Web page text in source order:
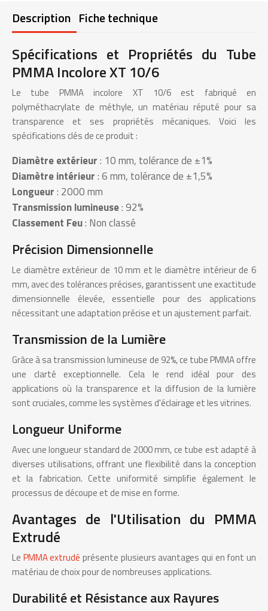
Description Fiche technique
Spécifications et Propriétés du Tube
PMMA Incolore XT 10/6
Le tube PMMA incolore XT 10/6 est fabriqué en
polyméthacrylate de méthyle, un matériau réputé pour sa
transparence et ses propriétés mécaniques. Voici les
spécifications clés de ce produit :
Diamètre extérieur: 10 mm, tolérance de ±1%
Diamètre intérieur: 6 mm, tolérance de ±1,5%
Longueur: 2000 mm
Transmission lumineuse: 92%
Classement Feu: Non classé
Précision Dimensionnelle
Le diamètre extérieur de 10 mm et le diamètre intérieur de 6
mm, avec des tolérances précises, garantissent une exactitude
dimensionnelle élevée, essentielle pour des applications
nécessitant une adaptation précise et un ajustement parfait.
Transmission de la Lumière
Grâce à sa transmission lumineuse de 92%, ce tube PMMA offre
une clarté exceptionnelle. Cela le rend idéal pour des
applications où la transparence et la diffusion de la lumière
sont cruciales, comme les systèmes d'éclairage et les vitrines.
Longueur Uniforme
Avec une longueur standard de 2000 mm, ce tube est adapté à
diverses utilisations, offrant une flexibilité dans la conception
et la fabrication. Cette uniformité simplifie également le
processus de découpe et de mise en forme.
Avantages de l'Utilisation du PMMA
Extrudé
Le PMMA extrudé présente plusieurs avantages qui en font un
matériau de choix pour de nombreuses applications.
Durabilité et Résistance aux Rayures